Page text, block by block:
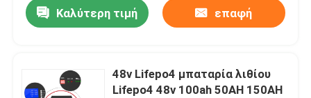
Επισκέψεις στο εργοστάσιο
Έλεγχος ποιότητας
Καλύτερη τιμή επαφή
48v Lifepo4 μπαταρία λιθίου
Lifepo4 48v 100ah 50AH 150AH